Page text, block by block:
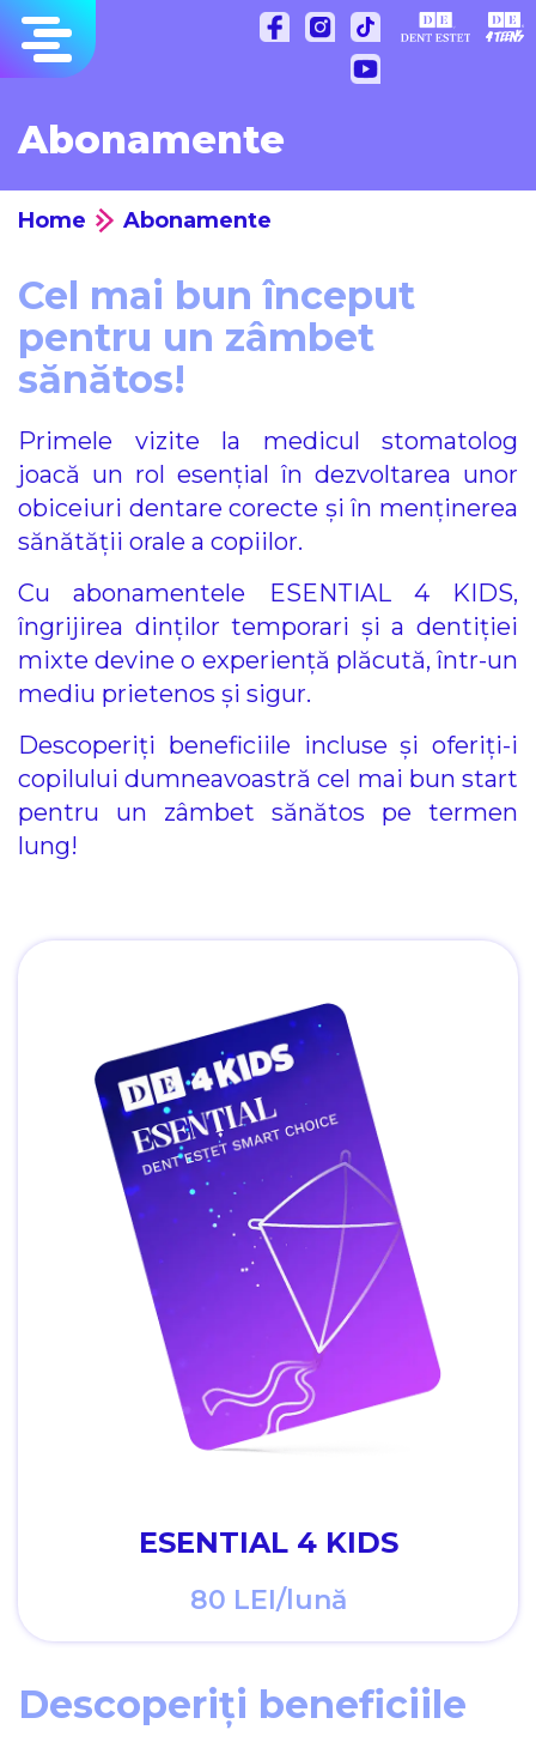
conținut
Abonamente
Home Abonamente
Cel mai bun început
pentru un zâmbet
sănătos!
Primele vizite la medicul stomatolog
joacă un rol esențial în dezvoltarea unor
obiceiuri dentare corecte și în menținerea
sănătății orale a copiilor.
Cu abonamentele ESENTIAL 4 KIDS,
îngrijirea dinților temporari și a dentiției
mixte devine o experiență plăcută, într-un
mediu prietenos și sigur.
Descoperiți beneficiile incluse și oferiți-i
copilului dumneavoastră cel mai bun start
pentru un zâmbet sănătos pe termen
lung!
ESENTIAL 4 KIDS
80 LEI/lună
Descoperiți beneficiile